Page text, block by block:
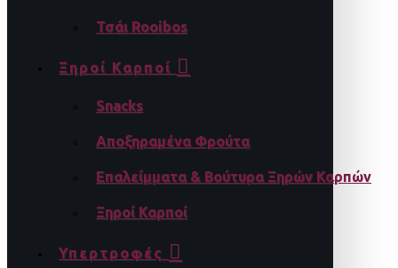
Τσάι Rooibos
Ξηροί Καρποί
Snacks
Αποξηραμένα Φρούτα
Επαλείμματα & Βούτυρα Ξηρών Καρπών
Ξηροί Καρποί
Υπερτροφές